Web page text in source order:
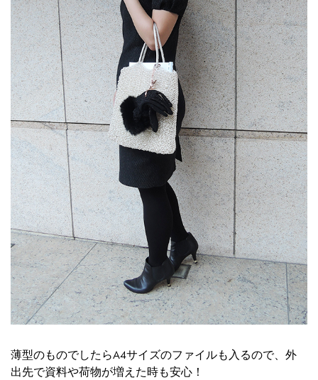
薄型のものでしたらA4サイズのファイルも入るので、外
出先で資料や荷物が増えた時も安心！